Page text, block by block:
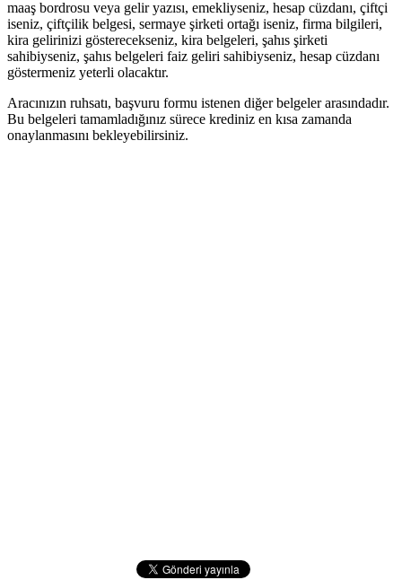
maaş bordrosu veya gelir yazısı, emekliyseniz, hesap cüzdanı, çiftçi
iseniz, çiftçilik belgesi, sermaye şirketi ortağı iseniz, firma bilgileri,
kira gelirinizi gösterecekseniz, kira belgeleri, şahıs şirketi
sahibiyseniz, şahıs belgeleri faiz geliri sahibiyseniz, hesap cüzdanı
göstermeniz yeterli olacaktır.
Aracınızın ruhsatı, başvuru formu istenen diğer belgeler arasındadır.
Bu belgeleri tamamladığınız sürece krediniz en kısa zamanda
onaylanmasını bekleyebilirsiniz.